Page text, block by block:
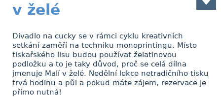
v želé
Divadlo na cucky se v rámci cyklu kreativních
setkání zaměří na techniku monoprintingu. Místo
tiskařského lisu budou používat želatinovou
podložku a to je taky důvod, proč se celá dílna
jmenuje Malí v želé. Nedělní lekce netradičního tisku
trvá hodinu a půl a pokud máte zájem, rezervace je
přímo nutná!